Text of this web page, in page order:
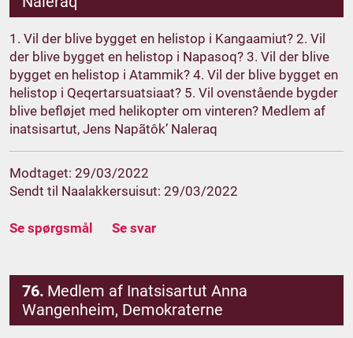
1. Vil der blive bygget en helistop i Kangaamiut? 2. Vil
der blive bygget en helistop i Napasoq? 3. Vil der blive
bygget en helistop i Atammik? 4. Vil der blive bygget en
helistop i Qeqertarsuatsiaat? 5. Vil ovenstående bygder
blive befløjet med helikopter om vinteren? Medlem af
inatsisartut, Jens Napãtôk’ Naleraq
Modtaget: 29/03/2022
Sendt til Naalakkersuisut: 29/03/2022
Se spørgsmål Se svar
76. Medlem af Inatsisartut Anna
Wangenheim, Demokraterne